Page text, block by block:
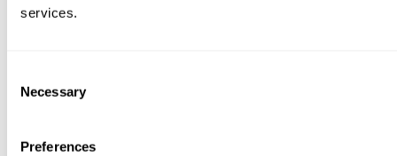
services.
Selection
Necessary
Preferences